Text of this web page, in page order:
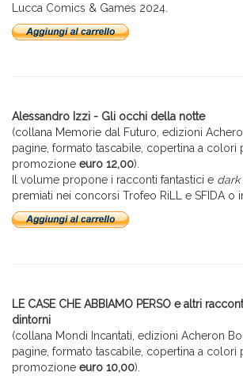
Lucca Comics & Games 2024.
Alessandro Izzi - Gli occhi della notte
(collana Memorie dal Futuro, edizioni
pagine, formato tascabile, copertina a colori
promozione euro 12,00).
Il volume propone i racconti fantastici e dark
premiati nei concorsi Trofeo RiLL e SFIDA o
LE CASE CHE ABBIAMO PERSO e altri
dintorni
(collana Mondi Incantati, edizioni Acheron
pagine, formato tascabile, copertina a colori
promozione euro 10,00).